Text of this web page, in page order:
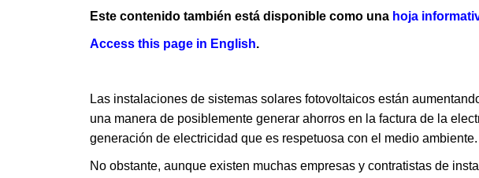
Este contenido también está disponible como una hoja
Access this p​age ​in English​.
Las instalaciones de sistemas solares fotovoltaicos están
una manera de posiblemente generar ahorros en la factura de la
generación de electricidad que es respetuosa con el medio ambiente.
No obstante, aunque existen muchas empresas y contratistas de